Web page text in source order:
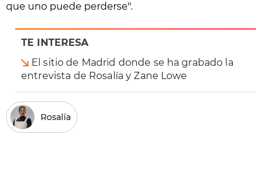
TE INTERESA
El sitio de Madrid donde se ha grabado la
entrevista de Rosalía y Zane Lowe
que uno puede perderse".
Rosalía